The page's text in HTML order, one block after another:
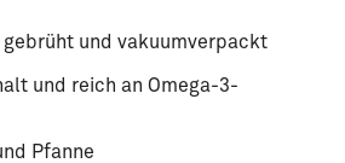
und vakuumverpackt
und reich an Omega-3-
Pfanne